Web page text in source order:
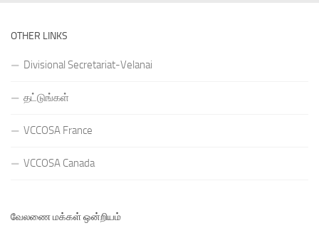
OTHER LINKS
Divisional Secretariat-Velanai
தட்டுங்கள்
VCCOSA France
VCCOSA Canada
வேலணை மக்கள் ஒன்றியம்